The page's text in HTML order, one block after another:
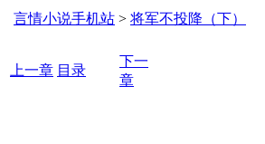
言情小说手机站 > 将军不投降（下）
上一章 目录
下一
章